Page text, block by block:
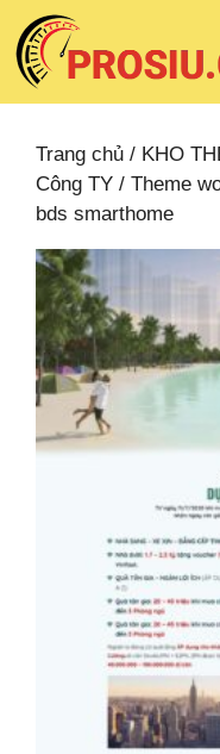
Chuyển
đến
nội
dung
Trang chủ / KHO
Công TY / Theme
bds smarthome